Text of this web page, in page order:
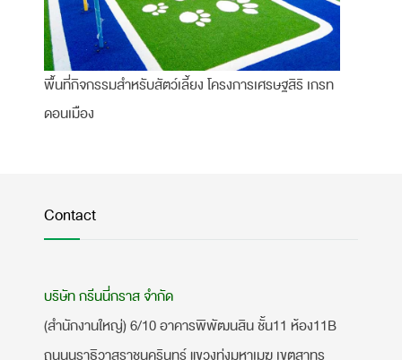
พื้นที่กิจกรรมสำหรับสัตว์เลี้ยง โครงการเศรษฐสิริ เกรท
ดอนเมือง
Contact
บริษัท กรีนนี่กราส จำกัด
(สำนักงานใหญ่) 6/10 อาคารพิพัฒนสิน ชั้น11 ห้อง11B
ถนนนราธิวาสราชนครินทร์ แขวงทุ่งมหาเมฆ เขตสาทร